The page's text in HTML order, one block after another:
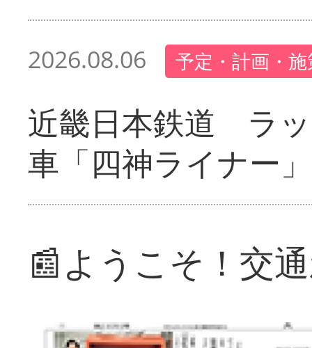
2026.08.06 予定・計画・
近畿日本鉄道 ラ
車「四神ライナー
📰ようこそ！交